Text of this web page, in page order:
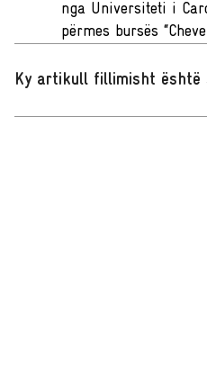
nga Universiteti i
përmes bursës
Ky artikull fillimisht është